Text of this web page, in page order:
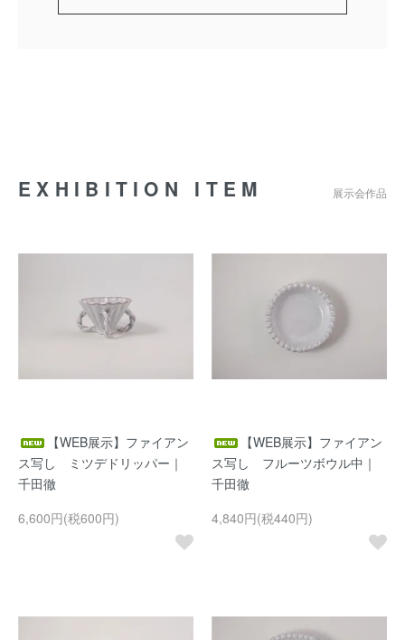
EXHIBITION ITEM 展示会作品
【WEB展示】ファイアン
ス写し ミツデドリッパー｜
千田徹
6,600円(税600円)
【WEB展示】ファイアン
ス写し フルーツボウル中｜
千田徹
4,840円(税440円)